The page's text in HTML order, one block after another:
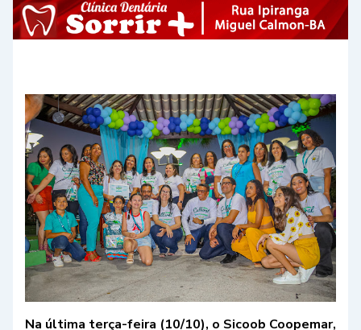
Na última terça-feira (10/10), o Sicoob Coopemar,